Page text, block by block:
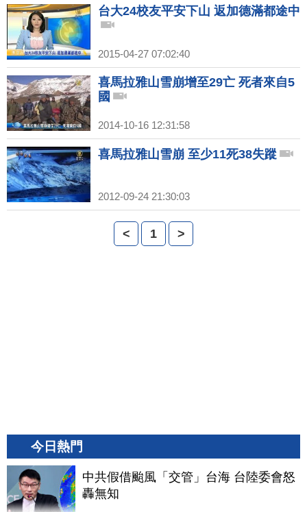
台大24校友平安下山 返加德滿都途中
2015-04-27 07:02:40
喜馬拉雅山雪崩增至29亡 死者來自5
國
2014-10-16 12:31:58
喜馬拉雅山雪崩 至少11死38失蹤
2012-09-24 21:30:03
< 1 >
今日熱門
中共假借颱風「交管」台海 台陸委會怒
轟無知